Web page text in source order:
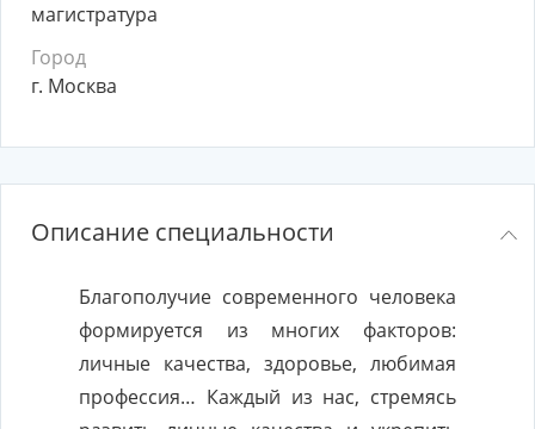
магистратура
Город
г. Москва
Описание специальности
Благополучие современного человека
формируется из многих факторов:
личные качества, здоровье, любимая
профессия… Каждый из нас, стремясь